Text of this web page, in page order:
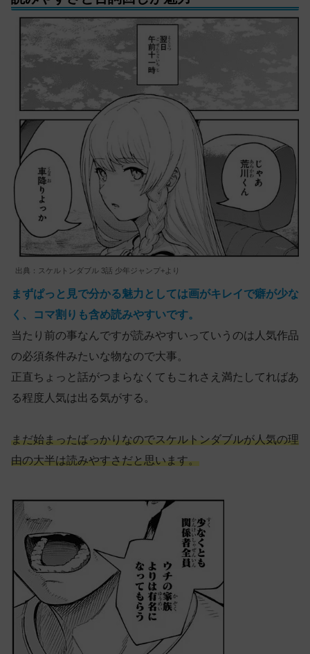
出典：スケルトンダブル 3話 少年ジャンプ+より
まずぱっと見で分かる魅力としては画がキレイで癖が少な
く、コマ割りも含め読みやすいです。
当たり前の事なんですが読みやすいっていうのは人気作品
の必須条件みたいな物なので大事。
正直ちょっと話がつまらなくてもこれさえ満たしてればあ
る程度人気は出る気がする。
まだ始まったばっかりなのでスケルトンダブルが人気の理
由の大半は読みやすさだと思います。